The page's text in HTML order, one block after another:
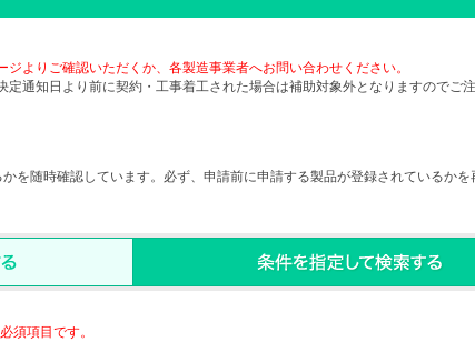
よりご確認いただくか、各製造事業者へお問い合わせください。
通知日より前に契約・工事着工された場合は補助対象外となりますのでご
を随時確認しています。必ず、申請前に申請する製品が登録されているかを
須項目です。